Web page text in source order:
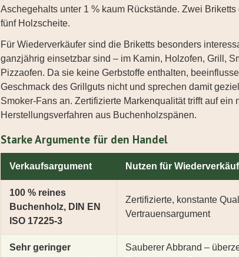
Aschegehalts unter 1 % kaum Rückstände. Zwei Briketts
fünf Holzscheite.
Für Wiederverkäufer sind die Briketts besonders
ganzjährig einsetzbar sind – im Kamin, Holzofen, Grill,
Pizzaofen. Da sie keine Gerbstoffe enthalten,
Geschmack des Grillguts nicht und sprechen damit
Smoker-Fans an. Zertifizierte Markenqualität trifft auf ein
Herstellungsverfahren aus Buchenholzspänen.
Starke Argumente für den Handel
Verkaufsargument Nutzen für
100 % reines
Buchenholz, DIN EN
ISO 17225-3
Zertifizierte, konstante
Vertrauensargument
Sehr geringer
Sauberer Abbrand –